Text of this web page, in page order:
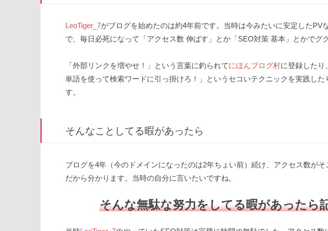
LeoTiger_7がブログを始めたのは約4年前です。当時は今みたいに安定したPV
で、毎日必死になって「アクセス数 伸ばす」とか「SEO対策 基本」とかでグ
「外部リンクを増やせ！」という言葉に釣られてにほんブログ村に登録したり
単語を使って検索ワードに引っ掛けろ！」というセコいテクニックを実践し
す。
そんなことしてる暇があったら
ブログを4年（今のドメインになったのは2年ちょい前）続け、アクセス数が
だから分かります。当時の自分に言いたいですね。
そんな無駄な努力をしてる暇があったら